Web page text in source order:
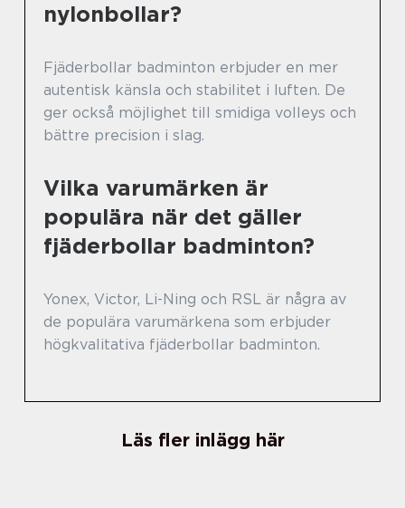
nylonbollar?
Fjäderbollar badminton erbjuder en mer
autentisk känsla och stabilitet i luften. De
ger också möjlighet till smidiga volleys och
bättre precision i slag.
Vilka varumärken är
populära när det gäller
fjäderbollar badminton?
Yonex, Victor, Li-Ning och RSL är några av
de populära varumärkena som erbjuder
högkvalitativa fjäderbollar badminton.
Läs fler inlägg här